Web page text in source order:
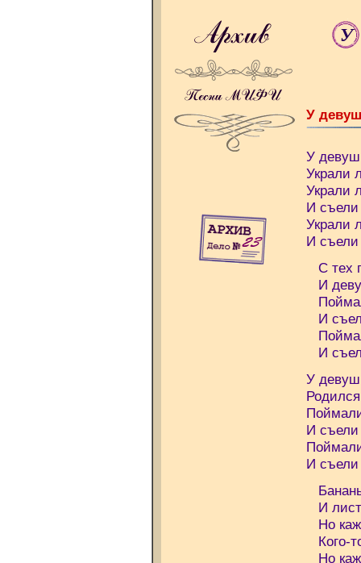
У
У
У
Украли
Украли
И съели
Украли
И съели
С тех
И
И
И
У
И съели
И съели
И
Но
Кого-
Но